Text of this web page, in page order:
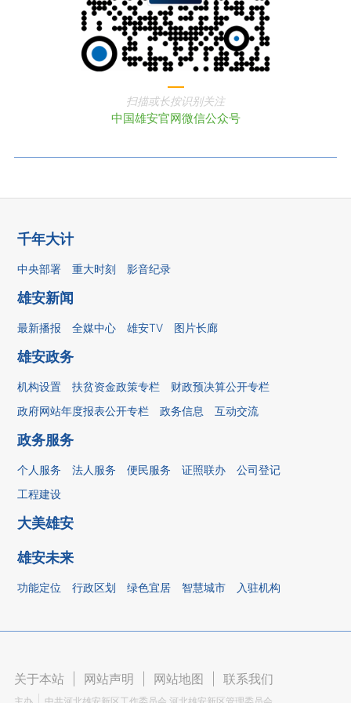
扫描或长按识别关注
中国雄安官网微信公众号
千年大计
中央部署 重大时刻 影音纪录
雄安新闻
最新播报 全媒中心 雄安TV 图片长廊
雄安政务
机构设置 扶贫资金政策专栏
财政预决算公开专栏
政府网站年度报表公开专栏
政务信息 互动交流
政务服务
个人服务 法人服务 便民服务 证照联办
公司登记
工程建设
大美雄安
雄安未来
功能定位 行政区划 绿色宜居 智慧城市 入驻机构
关于本站 网站声明 网站地图 联系我们